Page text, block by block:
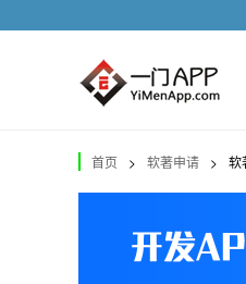
首页 > 软著申请 > 软